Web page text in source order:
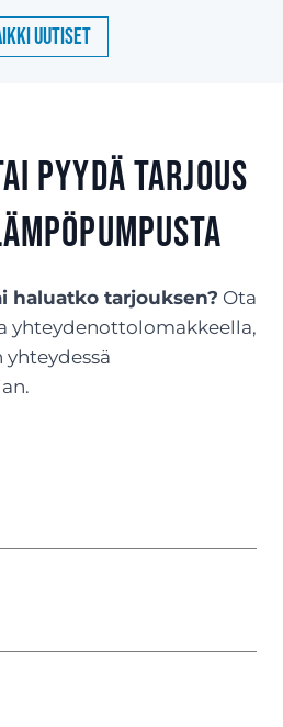
uutiset
Pyydä tarjous
haluatko tarjouksen? Ota
yhteydenottolomakkeella,